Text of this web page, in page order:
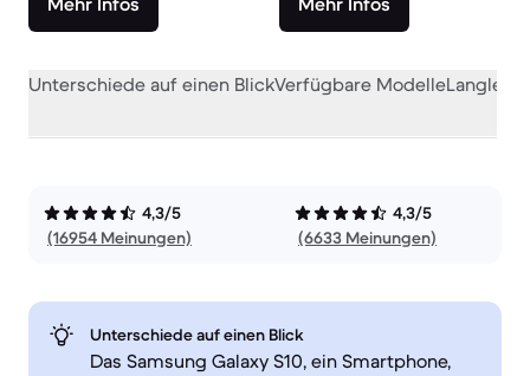
Unterschiede auf einen BlickVerfügbare Modelle
4,3/5
(16954 Meinungen)
4,3/5
(6633 Meinungen)
Unterschiede auf einen Blick
Das Samsung Galaxy S10, ein Smartphone,